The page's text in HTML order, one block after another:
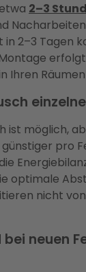
2–3
in 2–3 Tagen
Ihren
ist möglich,
pro
optimale
nicht
neuen